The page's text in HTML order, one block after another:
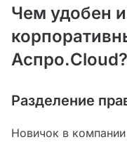
Чем удобен
Аспро.Cloud?
Разделение
Новичок в